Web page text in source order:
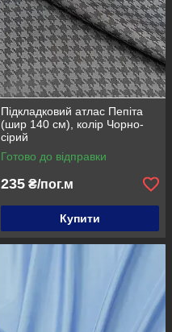
Підкладковий атлас Пепіта
(шир 140 см), колір Чорно-
сірий
Готово до відправки
235 ₴/пог.м
Купити